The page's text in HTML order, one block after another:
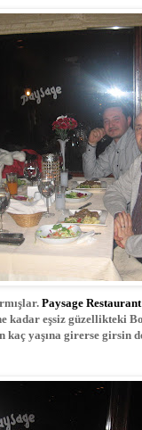
Paysage Restaurant
eşsiz güzellikteki
yaşına girerse girsin